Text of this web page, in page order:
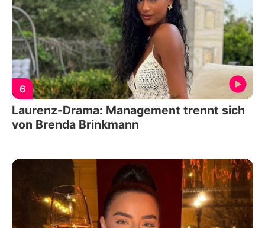
6
Laurenz-Drama: Management trennt sich
von Brenda Brinkmann